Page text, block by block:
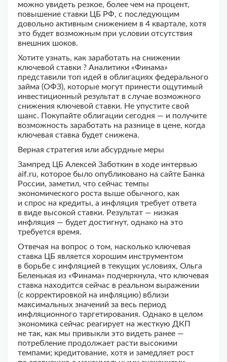
можно увидеть резкое, более чем на процент,
повышение ставки ЦБ РФ, с последующим
довольно активным снижением в 4 квартале, хотя
это будет возможным при условии отсутствия
внешних шоков.
Хотите узнать, как заработать на снижении
ключевой ставки ? Аналитики «Финама»
представили топ идей в облигациях федерального
займа (ОФЗ), которые могут принести ощутимый
инвестиционный результат в случае возможного
снижения ключевой ставки. Не упустите свой
шанс. Покупайте облигации сегодня — и получите
возможность заработать на разнице в цене, когда
ключевая ставка будет снижена.
Верная стратегия или абсурдные меры
Зампред ЦБ Алексей Заботкин в ходе интервью
aif.ru, которое было опубликовано на сайте Банка
России, заметил, что сейчас темпы
экономического роста выше обычного, как
и спрос на кредиты, а инфляция требует ответа
в виде высокой ставки. Результат — низкая
инфляция — будет достигнут, однако на это
требуется время.
Отвечая на вопрос о том, насколько ключевая
ставка ЦБ является хорошим инструментом
в борьбе с инфляцией в текущих условиях, Ольга
Беленькая из «Финама» подчеркнула, что ключевая
ставка находится сейчас в реальном выражении
(с корректировкой на инфляцию) вблизи
максимальных значений за весь период
инфляционного таргетирования. Однако в целом
экономика сейчас реагирует на жесткую ДКП
не так, как мы привыкли это видеть ранее —
потребление продолжает расти высокими
темпами; кредитование, хотя и замедляет рост